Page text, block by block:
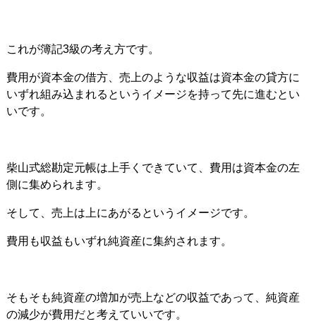
これが簿記3級の考え方です。
費用が資本金の借方、売上のような収益は資本金の貸方に
いずれ組み込まれるというイメージを持って先に進むとい
いです。
柴山式総勘定元帳は上手くできていて、費用は資本金の左
側に集められます。
そして、売上は上にあがるというイメージです。
費用も収益もいずれ純資産に集約されます。
そもそも純資産の増加が売上などの収益であって、純資産
の減少が費用だと考えていいです。